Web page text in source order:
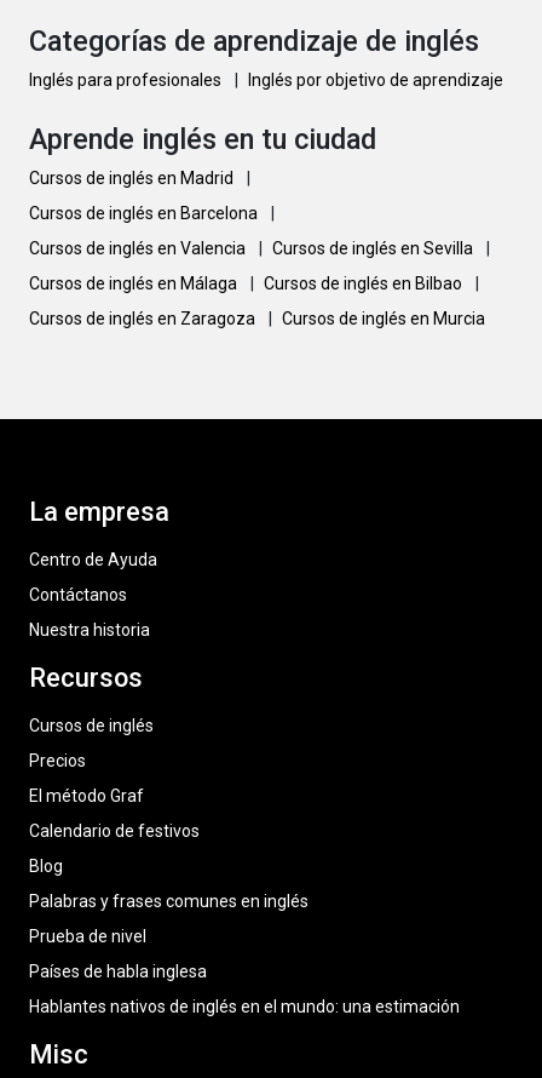
Categorías de aprendizaje de inglés
Inglés para profesionales Inglés por objetivo de aprendizaje
Aprende inglés en tu ciudad
Cursos de inglés en Madrid
Cursos de inglés en Barcelona
Cursos de inglés en Valencia
Cursos de inglés en Sevilla
Cursos de inglés en Málaga
Cursos de inglés en Bilbao
Cursos de inglés en Zaragoza
Cursos de inglés en Murcia
La empresa
Centro de Ayuda
Contáctanos
Nuestra historia
Recursos
Cursos de inglés
Precios
El método Graf
Calendario de festivos
Blog
Palabras y frases comunes en inglés
Prueba de nivel
Países de habla inglesa
Hablantes nativos de inglés en el mundo: una estimación
Misc